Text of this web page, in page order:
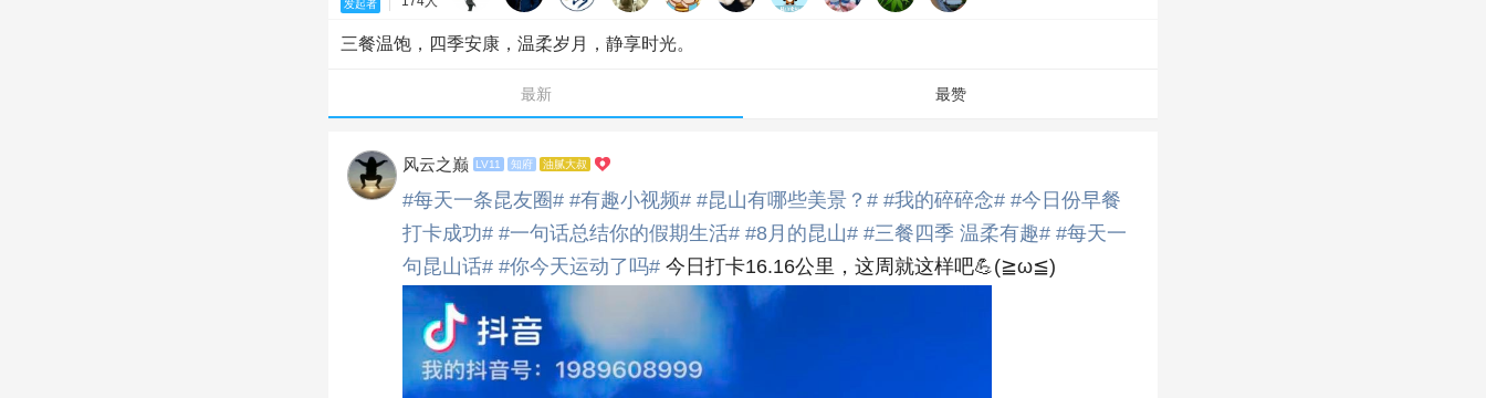
发起者
三餐温饱，四季安康，温柔岁月，静享时光。
最新 最赞
风云之巅 LV11 知府 油腻大叔
#每天一条昆友圈# #有趣小视频# #昆山有哪些美景？# #我的碎碎念# #今日份早餐
打卡成功# #一句话总结你的假期生活# #8月的昆山# #三餐四季 温柔有趣# #每天一
句昆山话# #你今天运动了吗# 今日打卡16.16公里，这周就这样吧💪(≧ω≦)